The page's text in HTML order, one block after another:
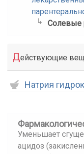
Солевые
Действующие
Натрия
Уменьшает
ацидоз